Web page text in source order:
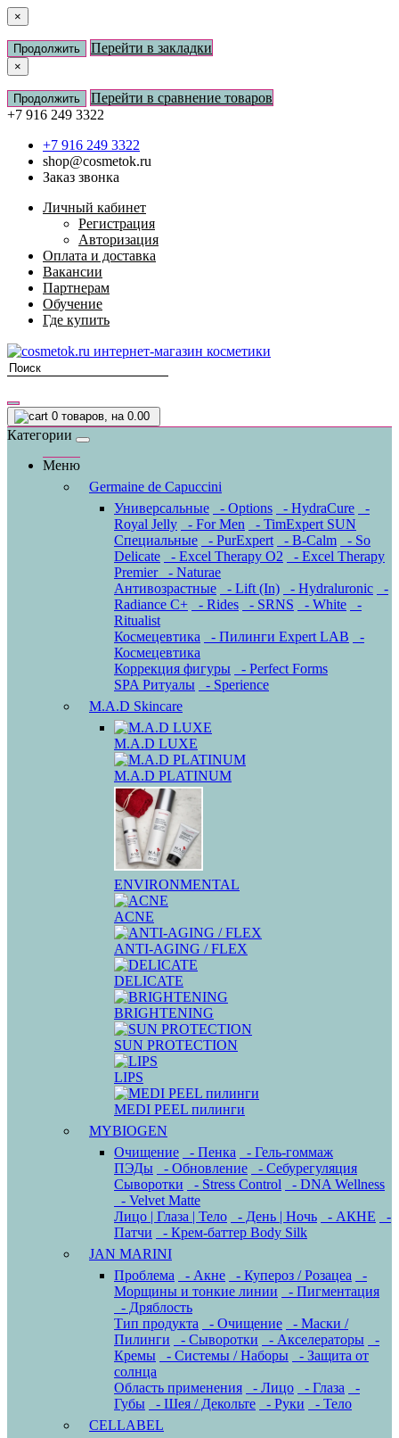
×
Продолжить Перейти в закладки
×
Продолжить
Перейти в сравнение товаров
+7 916 249 3322
+7 916 249 3322
shop@cosmetok.ru
Заказ звонка
Личный кабинет
Регистрация
Авторизация
Оплата и доставка
Вакансии
Партнерам
Обучение
Где купить
0 товаров, на 0.00
Категории
Меню
Germaine de Capuccini
Универсальные
- Options - HydraCure
-
Royal Jelly
- For Men
- TimExpert SUN
Специальные
- PurExpert - B-Calm
- So
Delicate
- Excel Therapy O2
- Excel Therapy
Premier
- Naturae
Антивозрастные
- Lift (In) - Hydraluronic
-
Radiance C+
- Rides - SRNS - White
-
Ritualist
Космецевтика
- Пилинги Expert LAB
-
Космецевтика
Коррекция фигуры
- Perfect Forms
SPA Ритуалы
- Sperience
M.A.D Skincare
M.A.D LUXE
M.A.D PLATINUM
ENVIRONMENTAL
ACNE
ANTI-AGING / FLEX
DELICATE
BRIGHTENING
SUN PROTECTION
LIPS
MEDI PEEL пилинги
MYBIOGEN
Очищение
- Пенка
- Гель-гоммаж
ПЭДы
- Обновление
- Себурегуляция
Сыворотки
- Stress Control
- DNA Wellness
- Velvet Matte
Лицо | Глаза | Тело
- День | Ночь - АКНЕ
-
Патчи
- Крем-баттер Body Silk
JAN MARINI
Проблема
- Акне - Купероз / Розацеа
-
Морщины и тонкие линии
- Пигментация
- Дряблость
Тип продукта
- Очищение
- Маски /
Пилинги
- Сыворотки - Акселераторы
-
Кремы
- Системы / Наборы
- Защита от
солнца
Область применения
- Лицо - Глаза
-
Губы
- Шея / Декольте - Руки
- Тело
CELLABEL